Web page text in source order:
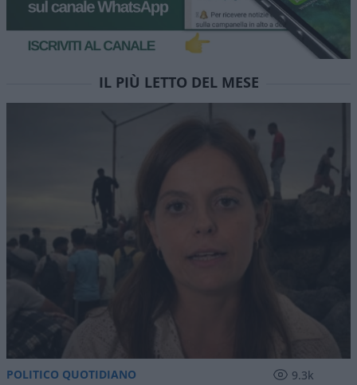
IL PIÙ LETTO DEL MESE
POLITICO QUOTIDIANO 9.3k